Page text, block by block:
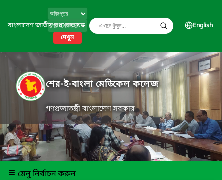
বাংলাদেশ জাতীয় তথ্য বাতায়ন
দেখুন
English
শের-ই-বাংলা মেডিকেল কলেজ
গণপ্রজাতন্ত্রী বাংলাদেশ সরকার
মেনু নির্বাচন করুন